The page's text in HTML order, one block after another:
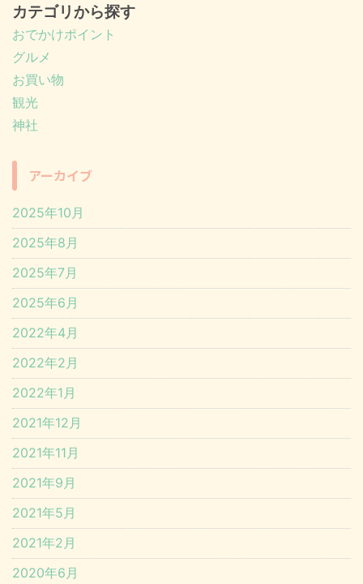
カテゴリから探す
おでかけポイント
グルメ
お買い物
観光
神社
アーカイブ
2025年10月
2025年8月
2025年7月
2025年6月
2022年4月
2022年2月
2022年1月
2021年12月
2021年11月
2021年9月
2021年5月
2021年2月
2020年6月